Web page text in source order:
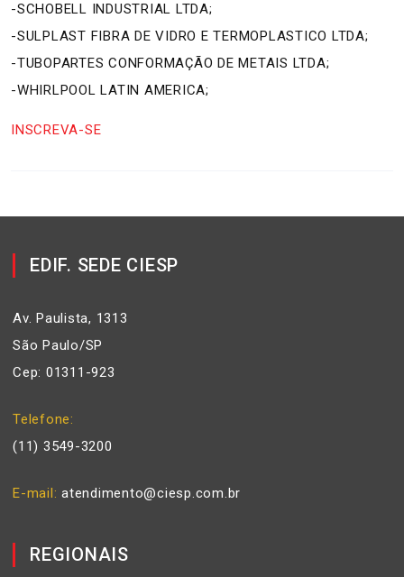
-SCHOBELL INDUSTRIAL LTDA;
-SULPLAST FIBRA DE VIDRO E TERMOPLASTICO LTDA;
-TUBOPARTES CONFORMAÇÃO DE METAIS LTDA;
-WHIRLPOOL LATIN AMERICA;
INSCREVA-SE
EDIF. SEDE CIESP
Av. Paulista, 1313
São Paulo/SP
Cep: 01311-923
Telefone
(11) 3549-3200
E-mail atendimento@ciesp.com.br
REGIONAIS